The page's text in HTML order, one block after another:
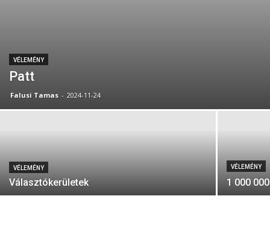
VÉLEMÉNY
Patt
Falusi Tamas - 2024-11-24
VÉLEMÉNY
Választókerületek
VÉLEMÉNY
1 000 000